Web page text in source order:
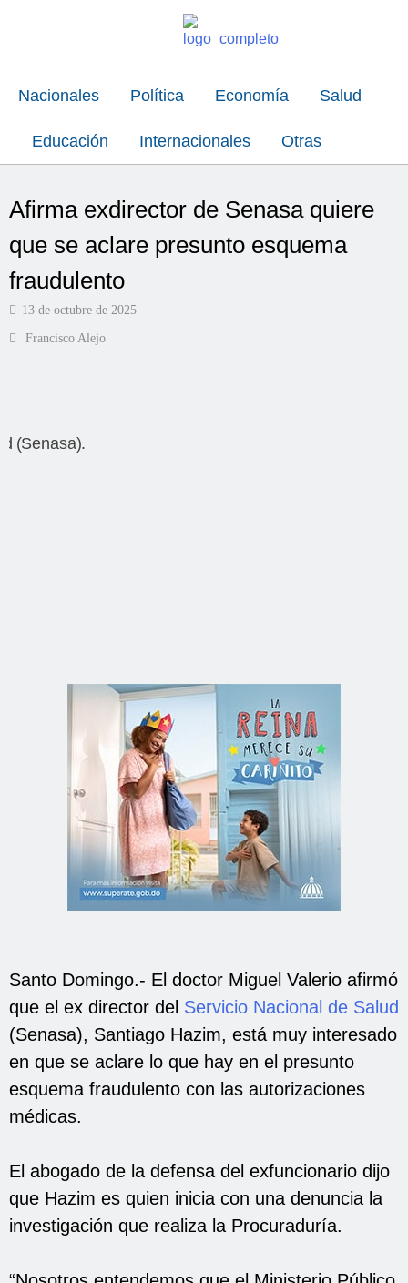
Nacionales Política Economía Salud
Educación Internacionales Otras
Afirma exdirector de Senasa quiere
que se aclare presunto esquema
fraudulento
13 de octubre de 2025
Francisco Alejo
Santo Domingo.- El doctor Miguel Valerio afirmó
que el ex director del Servicio Nacional de Salud
(Senasa), Santiago Hazim, está muy interesado
en que se aclare lo que hay en el presunto
esquema fraudulento con las autorizaciones
médicas.
El abogado de la defensa del exfuncionario dijo
que Hazim es quien inicia con una denuncia la
investigación que realiza la Procuraduría.